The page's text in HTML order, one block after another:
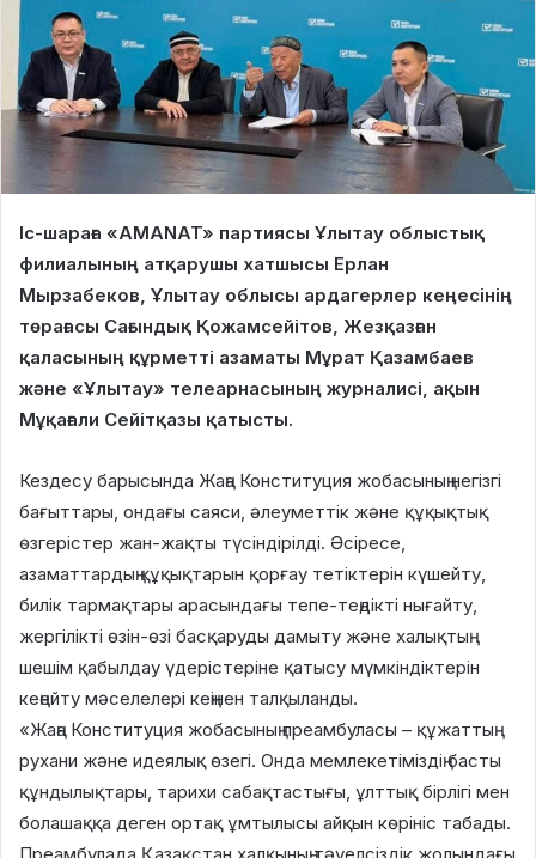
Іс-шараға «AMANAT» партиясы Ұлытау облыстық
филиалының атқарушы хатшысы Ерлан
Мырзабеков, Ұлытау облысы ардагерлер кеңесінің
төрағасы Сағындық Қожамсейітов, Жезқазған
қаласының құрметті азаматы Мұрат Қазамбаев
және «Ұлытау» телеарнасының журналисі, ақын
Мұқағали Сейітқазы қатысты.
Кездесу барысында Жаңа Конституция жобасының негізгі
бағыттары, ондағы саяси, әлеуметтік және құқықтық
өзгерістер жан-жақты түсіндірілді. Әсіресе,
азаматтардың құқықтарын қорғау тетіктерін күшейту,
билік тармақтары арасындағы тепе-теңдікті нығайту,
жергілікті өзін-өзі басқаруды дамыту және халықтың
шешім қабылдау үдерістеріне қатысу мүмкіндіктерін
кеңейту мәселелері кеңінен талқыланды.
«Жаңа Конституция жобасының преамбуласы – құжаттың
рухани және идеялық өзегі. Онда мемлекетіміздің басты
құндылықтары, тарихи сабақтастығы, ұлттық бірлігі мен
болашаққа деген ортақ ұмтылысы айқын көрініс табады.
Преамбулада Қазақстан халқының тәуелсіздік жолындағы